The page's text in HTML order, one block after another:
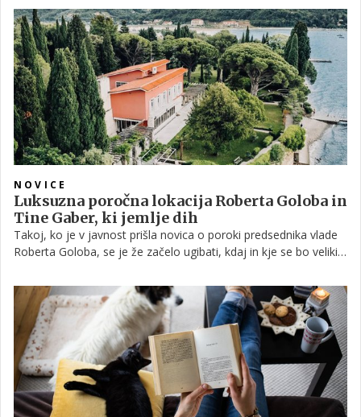
tisti nežni rituali, ki nas naučijo upočasniti korak in si ustvariti
malo svetlobe sredi mrzle in sive zime.
NOVICE
Luksuzna poročna lokacija Roberta Goloba in
Tine Gaber, ki jemlje dih
Takoj, ko je v javnost prišla novica o poroki predsednika vlade
Roberta Goloba, se je že začelo ugibati, kdaj in kje se bo veliki
osupljiva vila, v kateri bosta bodoča zakonca dahnila usodni da.
Preberite nekaj zanimivosti o luksuzni Vili Tartini.